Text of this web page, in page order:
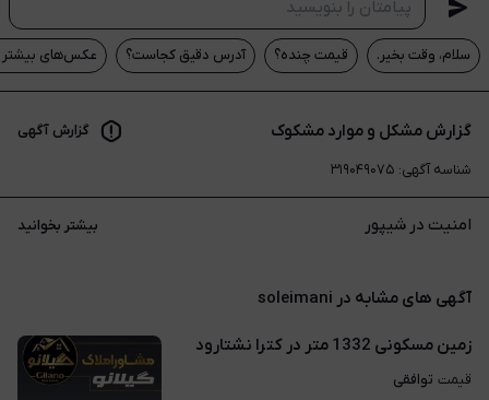
سلام، وقت بخیر. قیمت چنده؟ آدرس دقیق کجاست؟ عکس‌های بیشتر
گزارش مشکل و موارد مشکوک گزارش آگهی
شناسه آگهی: ۳۱۹۰۴۹۰۷۵
امنیت در شیپور بیشتر بخوانید
آگهی های مشابه در soleimani
زمین مسکونی 1332 متر در کترا نشتارود
قیمت توافقی